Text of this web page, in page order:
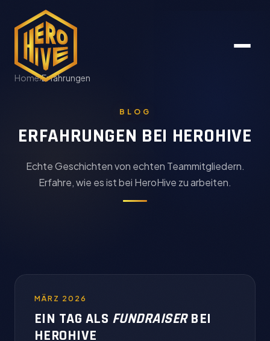
Home›Erfahrungen
BLOG
ERFAHRUNGEN BEI HEROHIVE
Echte Geschichten von echten Teammitgliedern.
Erfahre, wie es ist bei HeroHive zu arbeiten.
MÄRZ 2026
EIN TAG ALS FUNDRAISERBEI
HEROHIVE